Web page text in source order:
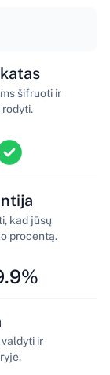
šifruoti ir
kad jūsų
procentą.
ir